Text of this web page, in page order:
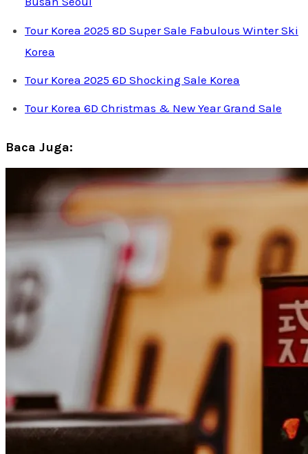
Tour Korea 2025 8D Super Sale Fabulous Winter Ski
Korea
Tour Korea 2025 6D Shocking Sale Korea
Tour Korea 6D Christmas & New Year Grand Sale
Baca Juga: